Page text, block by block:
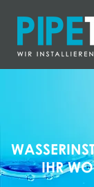
IHR